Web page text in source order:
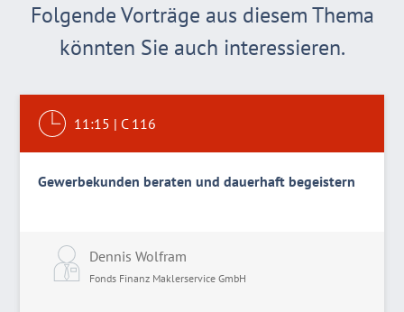
Folgende Vorträge aus diesem Thema
könnten Sie auch interessieren.
11:15 | C 116
Gewerbekunden beraten und dauerhaft begeistern
Dennis Wolfram
Fonds Finanz Maklerservice GmbH